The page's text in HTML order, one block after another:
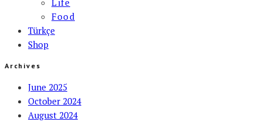
Food
Türkçe
Shop
Archives
June 2025
October 2024
August 2024